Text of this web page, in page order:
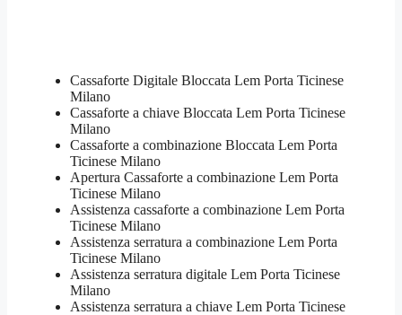
Cassaforte Digitale Bloccata Lem Porta Ticinese
Milano
Cassaforte a chiave Bloccata Lem Porta Ticinese
Milano
Cassaforte a combinazione Bloccata Lem Porta
Ticinese Milano
​Apertura Cassaforte a combinazione Lem Porta
Ticinese Milano
Assistenza cassaforte a combinazione Lem Porta
Ticinese Milano
​Assistenza serratura​ ​a combinazione Lem Porta
Ticinese Milano
Assistenza serratura ​digitale Lem Porta Ticinese
Milano
Assistenza serratura ​a chiave Lem Porta Ticinese